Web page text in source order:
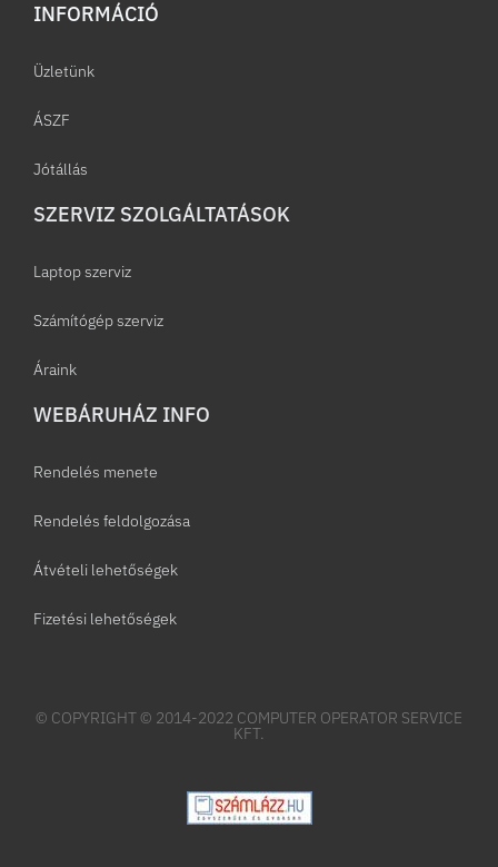
INFORMÁCIÓ​
Üzletünk
ÁSZF
Jótállás
SZERVIZ SZOLGÁLTATÁSOK
Laptop szerviz
Számítógép szerviz
Áraink
WEBÁRUHÁZ INFO
Rendelés menete
Rendelés feldolgozása
Átvételi lehetőségek
Fizetési lehetőségek
© COPYRIGHT © 2014-2022 COMPUTER OPERATOR SERVICE
KFT.